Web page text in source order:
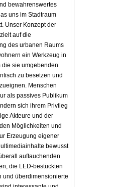
bewahrenswertes
uns im Stadtraum
Unser Konzept der
auf die
des urbanen Raums
ein Werkzeug in
die sie umgebenden
zu besetzen und
Menschen
als passives Publikum
sich ihrem Privileg
Akteure und der
Möglichkeiten und
Erzeugung eigener
bewusst
auftauchenden
die LED-bestückten
und überdimensionierte